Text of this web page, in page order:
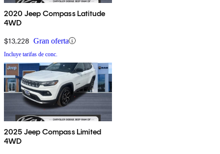
2020 Jeep Compass Latitude
4WD
$13,228 Gran oferta
Incluye tarifas de conc.
2025 Jeep Compass Limited
4WD